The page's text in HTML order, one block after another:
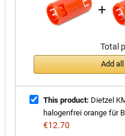
+
Total
Add
This product: Dietzel
halogenfrei orange für
€12.70